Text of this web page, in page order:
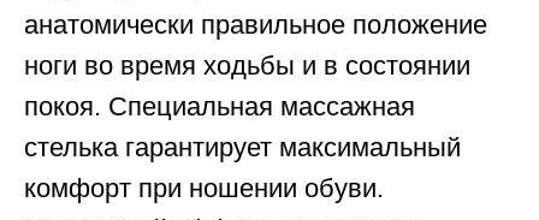
анатомически правильное положение
ноги во время ходьбы и в состоянии
покоя. Специальная массажная
стелька гарантирует максимальный
комфорт при ношении обуви.